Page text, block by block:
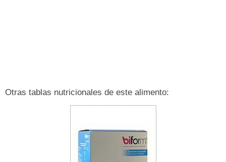
Otras tablas nutricionales de este alimento: